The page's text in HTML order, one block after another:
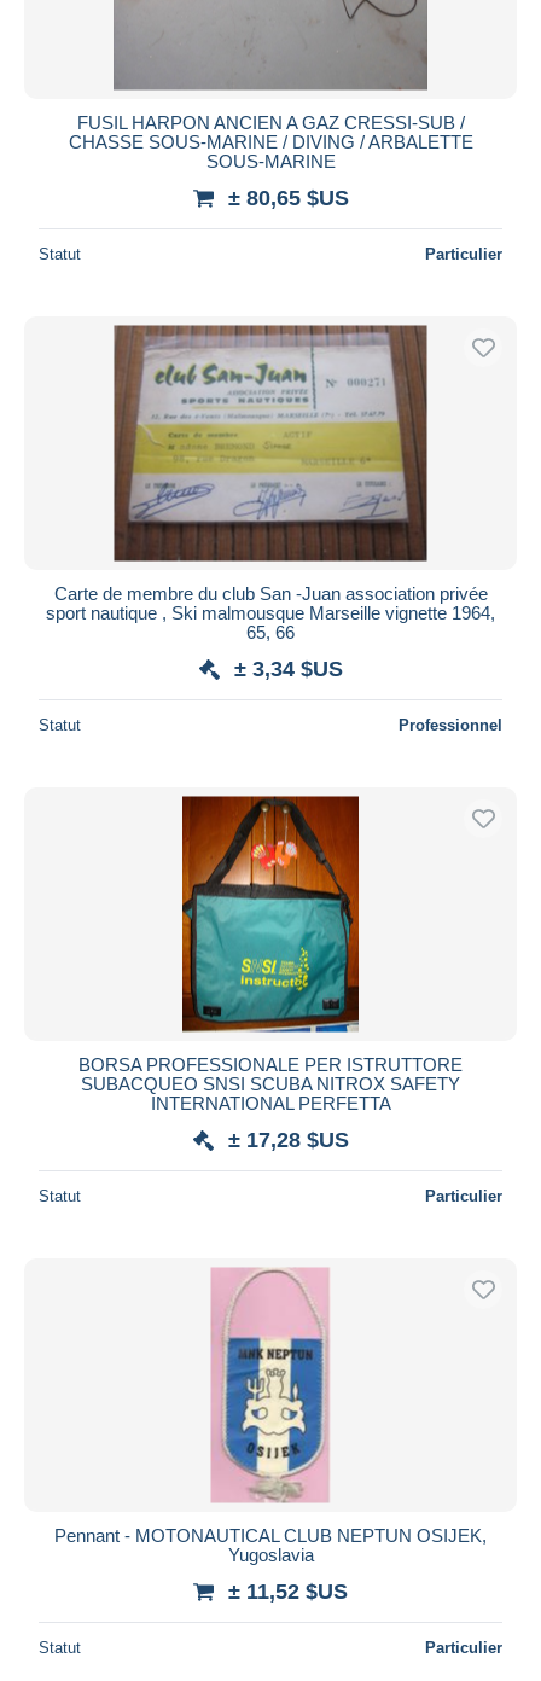
FUSIL HARPON ANCIEN A GAZ CRESSI-SUB /
CHASSE SOUS-MARINE / DIVING / ARBALETTE
SOUS-MARINE
± 80,65 $US
Statut Particulier
Carte de membre du club San -Juan association privée
sport nautique , Ski malmousque Marseille vignette 1964,
65, 66
± 3,34 $US
Statut Professionnel
BORSA PROFESSIONALE PER ISTRUTTORE
SUBACQUEO SNSI SCUBA NITROX SAFETY
INTERNATIONAL PERFETTA
± 17,28 $US
Statut Particulier
Pennant - MOTONAUTICAL CLUB NEPTUN OSIJEK,
Yugoslavia
± 11,52 $US
Statut Particulier